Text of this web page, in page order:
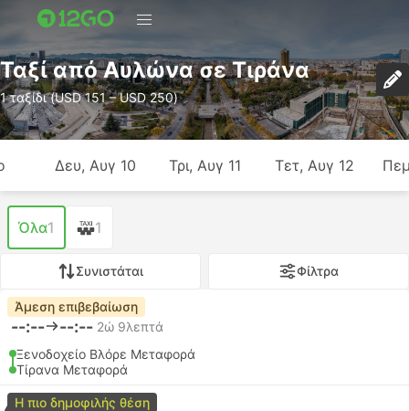
Ταξί από Αυλώνα σε Τιράνα
1 ταξίδι (USD 151 – USD 250)
Δευ, Αυγ 10 Τρι, Αυγ 11 Τετ, Αυγ 12
Όλα1 1
Συνιστάται Φίλτρα
Άμεση επιβεβαίωση
--:-- --:-- 2ώ 9λεπτά
Ξενοδοχείο Βλόρε Μεταφορά
Τίρανα Μεταφορά
Η πιο δημοφιλής θέση